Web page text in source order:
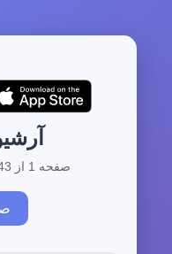
صفحه 1 از 343 | مجموع 3424 آرشیو